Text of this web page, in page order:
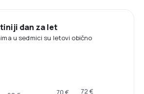
dan za let
u sedmici su letovi obično
70 € 72 €